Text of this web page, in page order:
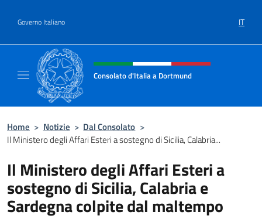
Governo Italiano IT
Intestazione sito, social e menù
Consolato d'Italia a Dortmund
Home > Notizie > Dal Consolato >
Il Ministero degli Affari Esteri a sostegno di Sicilia, Calabria...
Il Ministero degli Affari Esteri a
sostegno di Sicilia, Calabria e
Sardegna colpite dal maltempo